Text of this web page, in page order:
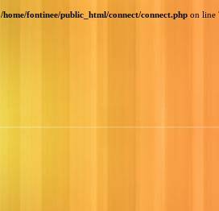
/home/fontinee/public_html/connect/connect.php on line